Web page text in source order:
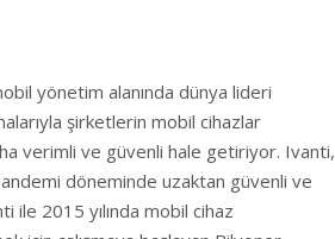
yönetim alanında dünya lideri
şirketlerin mobil cihazlar
verimli ve güvenli hale getiriyor. Ivanti,
döneminde uzaktan güvenli ve
ile 2015 yılında mobil cihaz